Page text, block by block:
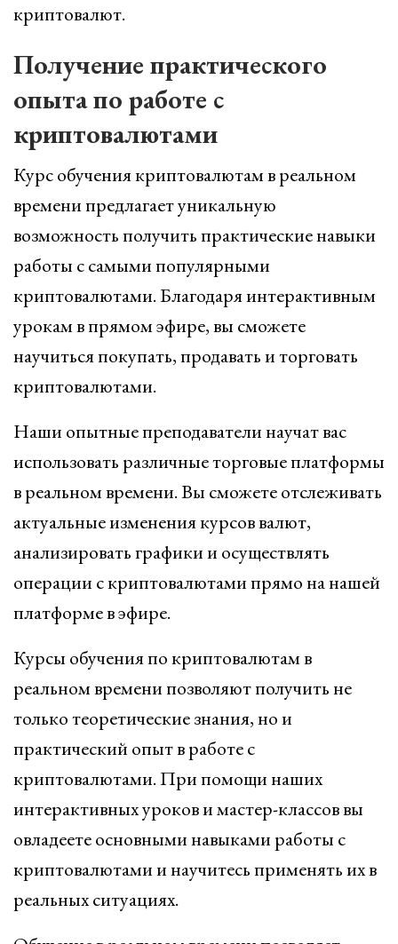
криптовалют.
Получение практического
опыта по работе с
криптовалютами
Курс обучения криптовалютам в реальном
времени предлагает уникальную
возможность получить практические навыки
работы с самыми популярными
криптовалютами. Благодаря интерактивным
урокам в прямом эфире, вы сможете
научиться покупать, продавать и торговать
криптовалютами.
Наши опытные преподаватели научат вас
использовать различные торговые платформы
в реальном времени. Вы сможете отслеживать
актуальные изменения курсов валют,
анализировать графики и осуществлять
операции с криптовалютами прямо на нашей
платформе в эфире.
Курсы обучения по криптовалютам в
реальном времени позволяют получить не
только теоретические знания, но и
практический опыт в работе с
криптовалютами. При помощи наших
интерактивных уроков и мастер-классов вы
овладеете основными навыками работы с
криптовалютами и научитесь применять их в
реальных ситуациях.